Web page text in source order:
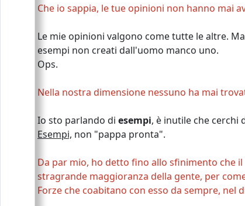
Che io sappia, le tue opinioni non hanno mai
Le mie opinioni valgono come tutte le altre.
esempi non creati dall'uomo manco uno.
Ops.
Nella nostra dimensione nessuno ha mai
Io sto parlando di esempi, è inutile che cerchi
Esempi, non "pappa pronta".
Da par mio, ho detto fino allo sfinimento che
stragrande maggioranza della gente, per
Forze che coabitano con esso da sempre,